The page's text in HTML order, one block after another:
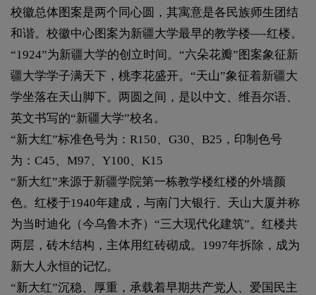
校徽总体图案是两个同心圆，其寓意是各民族师生团结
和谐。校徽中心图案为新疆大学最早的教学楼—-红楼。
“1924”为新疆大学的创立时间。“六朵花瓣”图案象征新
疆大学学子满天下，桃李花盛开。“天山”象征着新疆大
学坐落在天山脚下。两圆之间，是以中文、维吾尔语、
英文书写的“新疆大学”校名。
“新大红”标准色号为：R150、G30、B25，印制色号
为：C45、M97、Y100、K15
“新大红”来源于新疆学院第一栋教学楼红楼的外墙颜
色。红楼于1940年建成，与南门大银行、天山大厦并称
为当时迪化（今乌鲁木齐）“三大现代化建筑”。红楼共
两层，砖木结构，主体用红砖砌成。1997年拆除，成为
新大人永恒的记忆。
“新大红”沉稳、厚重，承载着早期共产党人、爱国民主